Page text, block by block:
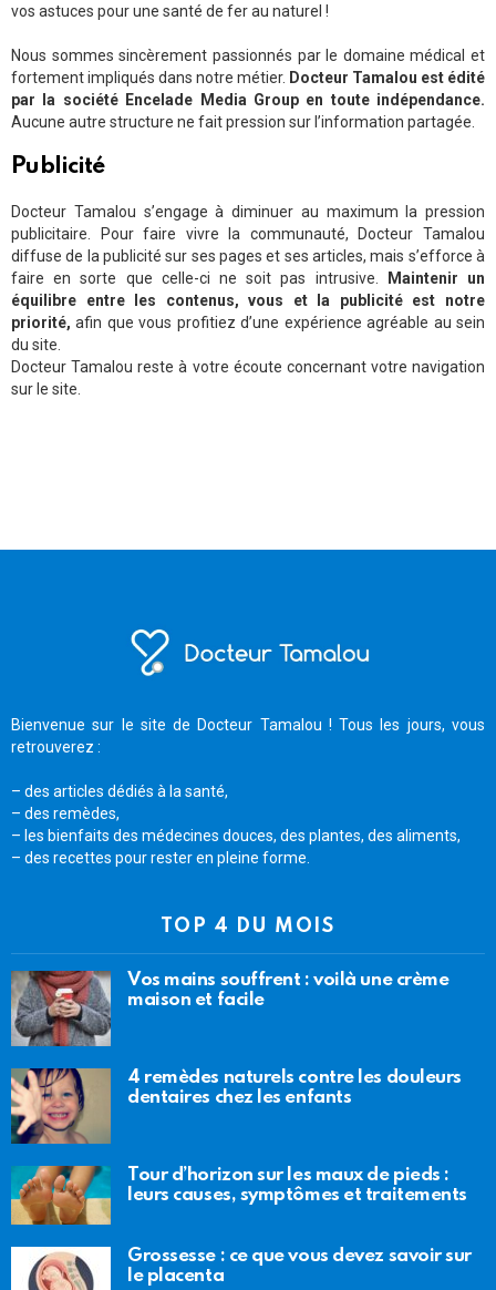
vos astuces pour une santé de fer au naturel !
Nous sommes sincèrement passionnés par le domaine médical et
fortement impliqués dans notre métier. Docteur Tamalou est édité
par la société Encelade Media Group en toute indépendance.
Aucune autre structure ne fait pression sur l’information partagée.
Publicité
Docteur Tamalou s’engage à diminuer au maximum la pression
publicitaire. Pour faire vivre la communauté, Docteur Tamalou
diffuse de la publicité sur ses pages et ses articles, mais s’efforce à
faire en sorte que celle-ci ne soit pas intrusive.
Maintenir un
équilibre entre les contenus, vous et la publicité est notre
priorité, afin que vous profitiez d’une expérience agréable au sein
du site.
Docteur Tamalou reste à votre écoute concernant votre navigation
sur le site.
Bienvenue sur le site de Docteur Tamalou ! Tous les jours, vous
retrouverez :
– des articles dédiés à la santé,
– des remèdes,
– les bienfaits des médecines douces, des plantes, des aliments,
– des recettes pour rester en pleine forme.
TOP 4 DU MOIS
Vos mains souffrent : voilà une crème
maison et facile
4 remèdes naturels contre les douleurs
dentaires chez les enfants
Tour d’horizon sur les maux de pieds :
leurs causes, symptômes et traitements
Grossesse : ce que vous devez savoir sur
le placenta